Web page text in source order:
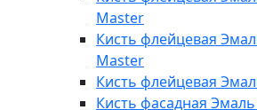
Master
Кисть флейцевая
Master
Кисть флейцевая
Кисть фасадная